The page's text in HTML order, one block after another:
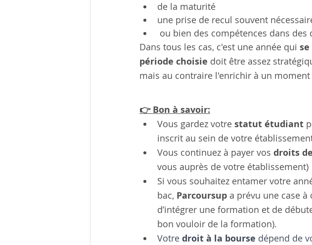
de la maturité
une prise de recul souvent
ou bien des compétences dans
Dans tous les cas, c'est une année qui
période choisie doit être assez
mais au contraire l'enrichir à un moment
👉 Bon à savoir:
Vous gardez votre statut étudiant
inscrit au sein de votre
Vous continuez à payer vos droits
vous auprès de votre établissement)
Si vous souhaitez entamer votre
bac, Parcoursup a prévu une case
d’intégrer une formation et de
bon vouloir de la formation).
Votre droit à la bourse dépend de